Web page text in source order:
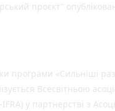
проєкт"
програми «Сильніші
Всесвітньою
у партнерстві з